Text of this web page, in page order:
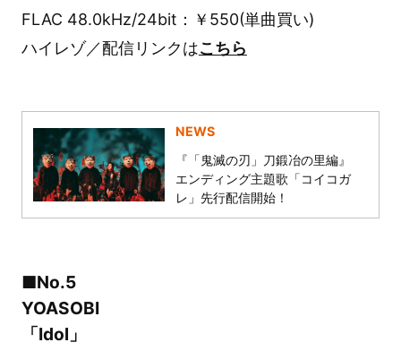
FLAC 48.0kHz/24bit：￥550(単曲買い)
ハイレゾ／配信リンクはこちら
NEWS
『「鬼滅の刃」刀鍛冶の里編』
エンディング主題歌「コイコガ
レ」先行配信開始！
■No.5
YOASOBI
「Idol」